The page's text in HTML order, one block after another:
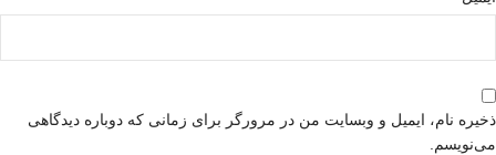
ذخیره نام، ایمیل و وبسایت من در مرورگر برای زمانی که دوباره دیدگاهی
می‌نویسم.